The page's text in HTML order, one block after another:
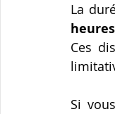
La
heures
Ces
Si